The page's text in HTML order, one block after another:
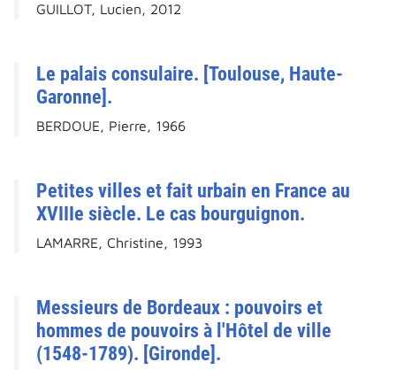
GUILLOT, Lucien, 2012
Le palais consulaire. [Toulouse, Haute-
Garonne].
BERDOUE, Pierre, 1966
Petites villes et fait urbain en France au
XVIIIe siècle. Le cas bourguignon.
LAMARRE, Christine, 1993
Messieurs de Bordeaux : pouvoirs et
hommes de pouvoirs à l'Hôtel de ville
(1548-1789). [Gironde].